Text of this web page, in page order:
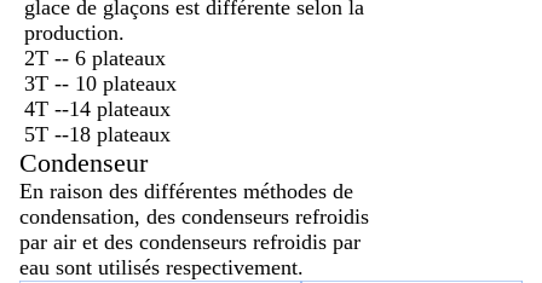
glace de glaçons est différente selon la
production.
2T -- 6 plateaux
3T -- 10 plateaux
4T --14 plateaux
5T --18 plateaux
Condenseur
En raison des différentes méthodes de
condensation, des condenseurs refroidis
par air et des condenseurs refroidis par
eau sont utilisés respectivement.